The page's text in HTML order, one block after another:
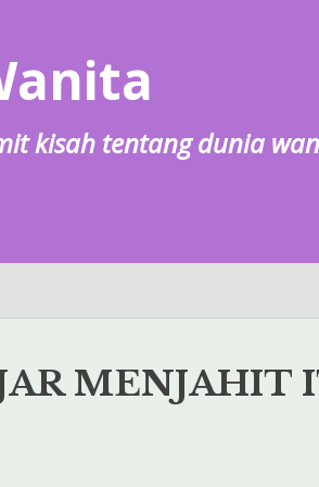
kisah tentang dunia
MENJAHIT